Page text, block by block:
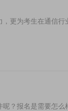
，更为考生在通信行
呢？报名是需要怎么